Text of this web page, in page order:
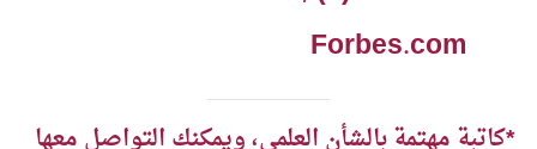
Forbes.com
*كاتبة مهتمة بالشأن العلمي، ويمكنك التواصل معها